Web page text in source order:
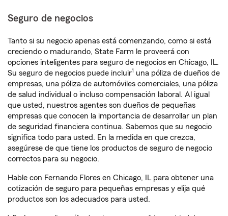
Seguro de negocios
Tanto si su negocio apenas está comenzando, como si está
creciendo o madurando, State Farm le proveerá con
opciones inteligentes para seguro de negocios en Chicago, IL.
Su seguro de negocios puede incluir1 una póliza de dueños de
empresas, una póliza de automóviles comerciales, una póliza
de salud individual o incluso compensación laboral. Al igual
que usted, nuestros agentes son dueños de pequeñas
empresas que conocen la importancia de desarrollar un plan
de seguridad financiera continua. Sabemos que su negocio
significa todo para usted. En la medida en que crezca,
asegúrese de que tiene los productos de seguro de negocio
correctos para su negocio.
Hable con Fernando Flores en Chicago, IL para obtener una
cotización de seguro para pequeñas empresas y elija qué
productos son los adecuados para usted.